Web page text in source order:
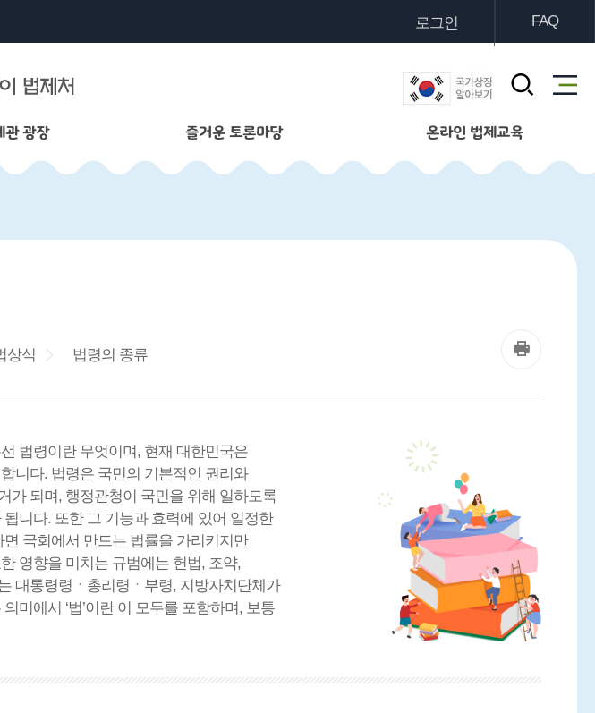
로그인 FAQ
관 광장 즐거운 토론마당 온라인 법제교육
상식 법령의 종류
법령이란 무엇이며, 현재 대한민국은
니다. 법령은 국민의 기본적인 권리와
가 되며, 행정관청이 국민을 위해 일하도록
니다. 또한 그 기능과 효력에 있어 일정한
국회에서 만드는 법률을 가리키지만
영향을 미치는 규범에는 헌법, 조약,
대통령령ㆍ총리령ㆍ부령, 지방자치단체가
미에서 ‘법’이란 이 모두를 포함하며, 보통